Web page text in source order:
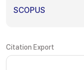
SCOPUS
Citation Export